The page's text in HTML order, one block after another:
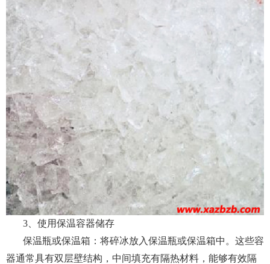
3、使用保温容器储存
保温瓶或保温箱：将碎冰放入保温瓶或保温箱中。这些容
器通常具有双层壁结构，中间填充有隔热材料，能够有效隔